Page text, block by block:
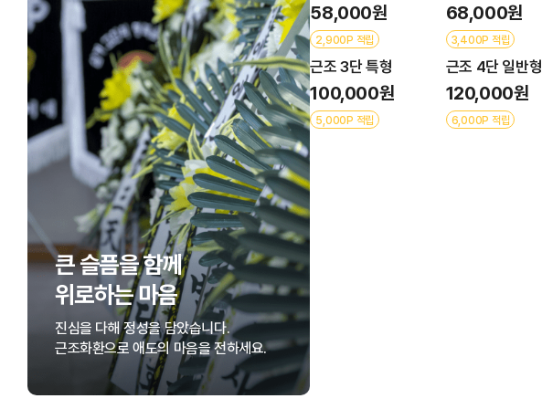
큰 슬픔을 함께
위로하는 마음
진심을 다해 정성을 담았습니다.
근조화환으로 애도의 마음을 전하세요.
58,000원
2,900P 적립
68,000원
3,400P 적립
근조 3단 특형
100,000원
5,000P 적립
근조 4단 일반형
120,000원
6,000P 적립